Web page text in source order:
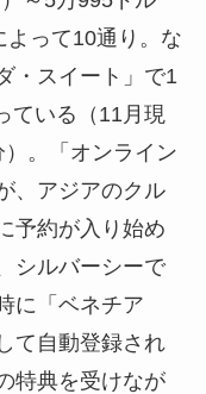
よって10通り。な
・スイート」で1
ている（11月現
。「オンライン
、アジアのクル
予約が入り始め
シルバーシーで
に「ベネチア
て自動登録され
特典を受けなが